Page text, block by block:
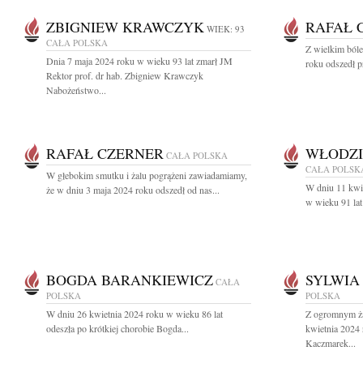
ZBIGNIEW KRAWCZYK WIEK: 93
CAŁA POLSKA
Dnia 7 maja 2024 roku w wieku 93 lat zmarł JM
Rektor prof. dr hab. Zbigniew Krawczyk
Nabożeństwo...
RAFAŁ
Z wielkim
roku odszedł
RAFAŁ CZERNER CAŁA POLSKA
W głebokim smutku i żalu pogrążeni zawiadamiamy,
że w dniu 3 maja 2024 roku odszedł od nas...
CAŁA
W dniu 11
w wieku 91 lat
BOGDA BARANKIEWICZ CAŁA
POLSKA
W dniu 26 kwietnia 2024 roku w wieku 86 lat
odeszła po krótkiej chorobie Bogda...
POLSKA
Z ogromnym
kwietnia 2024
Kaczmarek...